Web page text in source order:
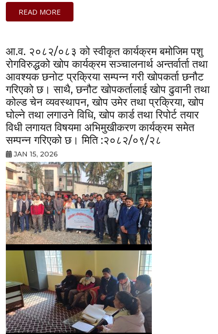
READ MORE
आ.व. २०८२/०८३ को स्वीकृत कार्यक्रम बमोजिम पशु
रोगविरुद्धको खोप कार्यक्रम सञ्चालनार्थ अन्तर्वार्ता तथा
आवश्यक छनोट प्रक्रिया सम्पन्न गरी खोपकर्ता छनौट
गरिएको छ। साथै, छनौट खोपकर्तालाई खोप ढुवानी तथा
कोल्ड चेन व्यवस्थापन, खोप उमेर तथा प्रक्रिया, खोप
घोल्ने तथा लगाउने विधि, खोप कार्ड तथा रिपोर्ट तयार
विधी लगायत विषयमा अभिमुखीकरण कार्यक्रम समेत
सम्पन्न गरिएको छ। मिति :२०८२/०९/२८
JAN 15, 2026